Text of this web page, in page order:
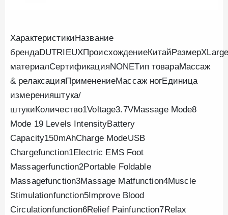
ХарактеристикиНазвание
материалСертификацияNONEТип товараМассаж
& релаксацияПрименениеМассаж ногЕдиница
измеренияштука/
штукиКоличество1Voltage3.7VMassage Mode8
Mode 19 Levels IntensityBattery
Capacity150mAhCharge ModeUSB
Chargefunction1Electric EMS Foot
Massagerfunction2Portable Foldable
Massagefunction3Massage Matfunction4Muscle
Stimulationfunction5Improve Blood
Circulationfunction6Relief Painfunction7Relax